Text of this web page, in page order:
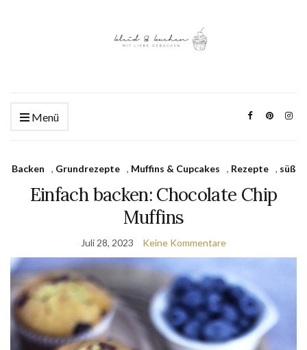
Menü
Backen , Grundrezepte , Muffins & Cupcakes , Rezepte , süß
Einfach backen: Chocolate Chip
Muffins
Juli 28, 2023 Keine Kommentare